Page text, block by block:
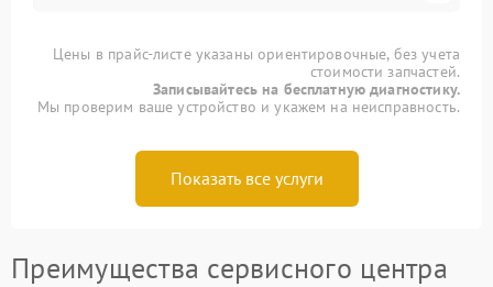
Цены в прайс-листе указаны ориентировочные, без учета
стоимости запчастей.
Записывайтесь на бесплатную диагностику.
Мы проверим ваше устройство и укажем на неисправность.
Показать все услуги
Преимущества сервисного центра